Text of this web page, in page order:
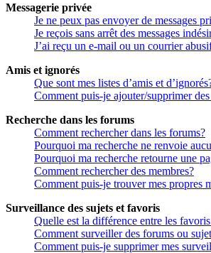
Messagerie privée
Je ne peux pas envoyer de messages
Je reçois sans arrêt des messages
J’ai reçu un e-mail ou un courrier
Amis et ignorés
Que sont mes listes d’amis et
Comment puis-je ajouter/supprimer
Recherche dans les forums
Comment rechercher dans les forums?
Pourquoi ma recherche ne renvoie
Pourquoi ma recherche retourne une
Comment rechercher des membres?
Comment puis-je trouver mes propres
Surveillance des sujets et favoris
Quelle est la différence entre les
Comment surveiller des forums ou
Comment puis-je supprimer mes